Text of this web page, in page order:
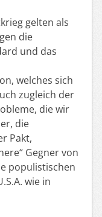
gelten als
die
und das
welches sich
zugleich der
die wir
die
Pakt,
Gegner von
populistischen
wie in